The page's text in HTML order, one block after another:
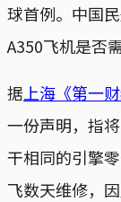
球首例。中国
A350飞机是否
据 上海《第一
一份声明，指
干相同的引擎
飞数天维修，